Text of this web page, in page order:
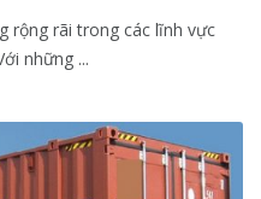
rộng rãi trong các lĩnh vực
những ...